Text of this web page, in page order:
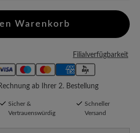
Warenkorb
Filialverfügbarkeit
ab Ihrer 2. Bestellung
Sicher &
Vertrauenswürdig
Schneller
Versand